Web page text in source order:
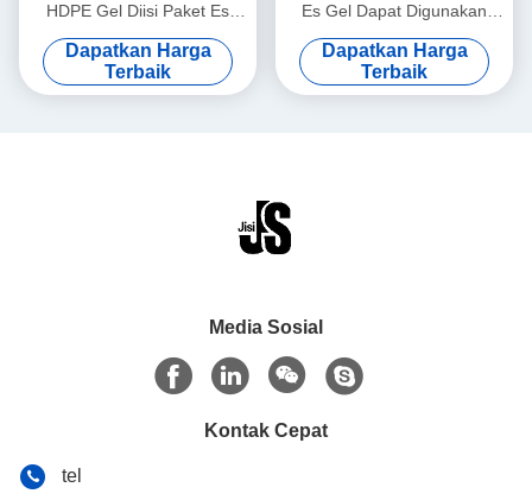
HDPE Gel Diisi Paket Es
Untuk Cooler BPA Gratis
Dapatkan Harga
Terbaik
Es Gel Dapat Digunakan
Kembali Blok Untuk Tas
Keren
Dapatkan Harga
Terbaik
Media Sosial
Kontak Cepat
tel